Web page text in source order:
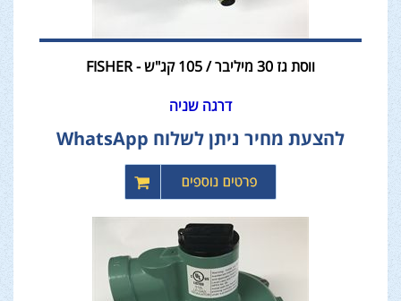
ווסת גז 30 מיליבר / 105 קג"ש - FISHER
דרגה שניה
להצעת מחיר ניתן לשלוח WhatsApp